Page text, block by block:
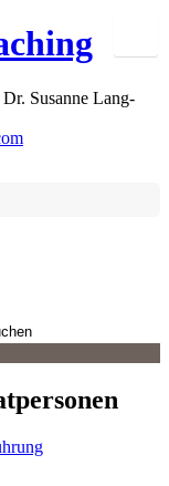
Dr. Susanne Lang-